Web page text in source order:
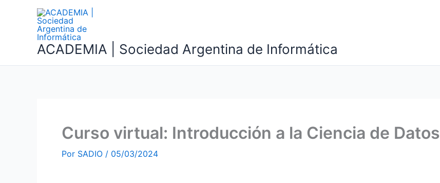
contenido
ACADEMIA | Sociedad Argentina de Informática
Curso virtual: Introducción a la Ciencia de Datos
Por SADIO / 05/03/2024